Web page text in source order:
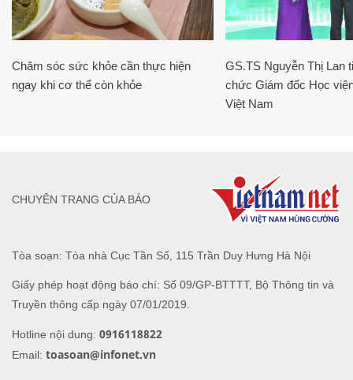
Chăm sóc sức khỏe cần thực hiện
ngay khi cơ thể còn khỏe
GS.TS Nguyễn Thị Lan
chức Giám đốc Học
Việt Nam
Tòa soạn: Tòa nhà Cục Tần Số, 115 Trần Duy Hưng Hà Nội
Giấy phép hoạt động báo chí: Số 09/GP-BTTTT, Bộ Thông tin và
Truyền thông cấp ngày 07/01/2019.
Hotline nội dung: 0916118822
Email: toasoan@infonet.vn
CHUYÊN TRANG CỦA BÁO